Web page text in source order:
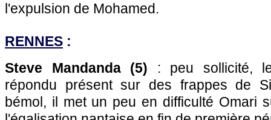
l'expulsion de Mohamed.
RENNES :
Steve Mandanda (5) : peu sollicité,
répondu présent sur des frappes de
bémol, il met un peu en difficulté Omari